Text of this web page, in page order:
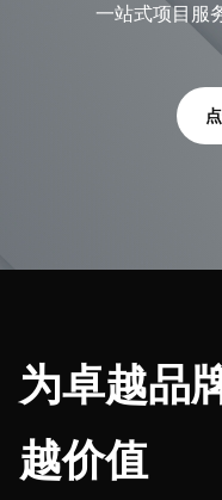
一站式项目服
为卓越品
越价值